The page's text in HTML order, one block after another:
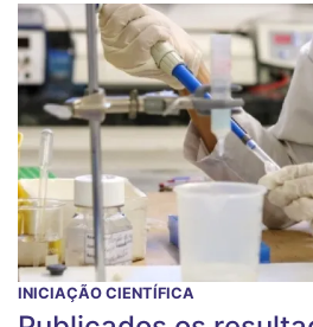
INICIAÇÃO CIENTÍFICA